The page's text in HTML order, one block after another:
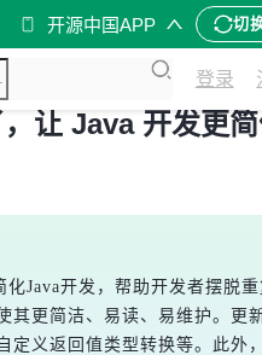
开源中国APP 切
登录
让 Java 开发更
Java开发，帮助开发者摆脱
其更简洁、易读、易维护。更
定义返回值类型转换等。此外